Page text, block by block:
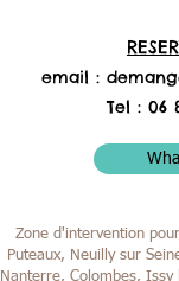
email :
Tel : 06
Zone d'intervention
Puteaux, Neuilly sur
Nanterre, Colombes, Issy